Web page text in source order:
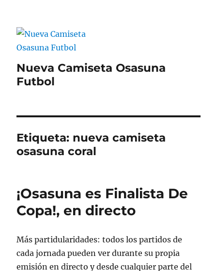
Nueva Camiseta Osasuna
Futbol
Etiqueta: nueva camiseta
osasuna coral
¡Osasuna es Finalista De
Copa!, en directo
Más partidularidades: todos los partidos de
cada jornada pueden ver durante su propia
emisión en directo y desde cualquier parte del